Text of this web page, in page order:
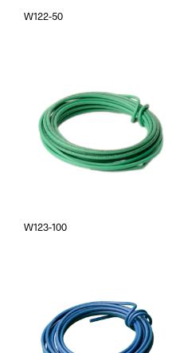
W122-50
W123-100